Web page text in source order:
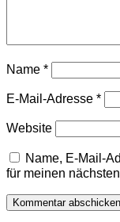
Name *
E-Mail-Adresse *
Website
Name, E-Mail-
für meinen